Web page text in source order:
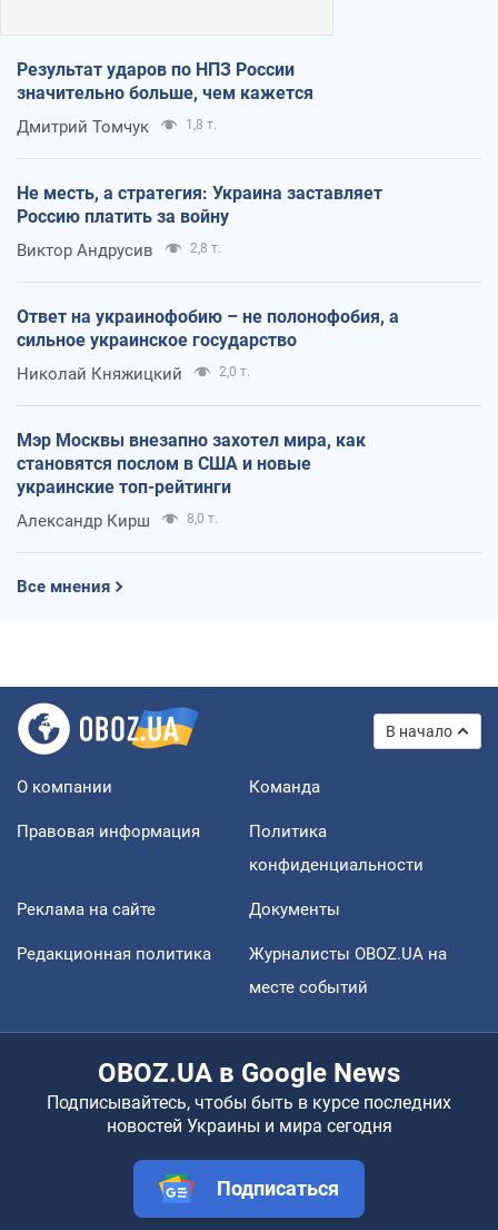
Результат ударов по НПЗ России
значительно больше, чем кажется
Дмитрий Томчук 1,8 т.
Не месть, а стратегия: Украина заставляет
Россию платить за войну
Виктор Андрусив 2,8 т.
Ответ на украинофобию – не полонофобия, а
сильное украинское государство
Николай Княжицкий 2,0 т.
Мэр Москвы внезапно захотел мира, как
становятся послом в США и новые
украинские топ-рейтинги
Александр Кирш 8,0 т.
Все мнения
В начало
О компании Команда
Правовая информация
Политика
конфиденциальности
Реклама на сайте Документы
Редакционная политика
Журналисты OBOZ.UA на
месте событий
OBOZ.UA в Google News
Подписывайтесь, чтобы быть в курсе последних
новостей Украины и мира сегодня
Подписаться